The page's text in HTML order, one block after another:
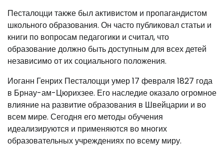
Песталоцци также был активистом и пропагандистом
школьного образования. Он часто публиковал статьи и
книги по вопросам педагогики и считал, что
образование должно быть доступным для всех детей
независимо от их социального положения.
Иоганн Генрих Песталоцци умер 17 февраля 1827 года
в Брнау-ам-Цюрихзее. Его наследие оказало огромное
влияние на развитие образования в Швейцарии и во
всем мире. Сегодня его методы обучения
идеализируются и применяются во многих
образовательных учреждениях по всему миру.